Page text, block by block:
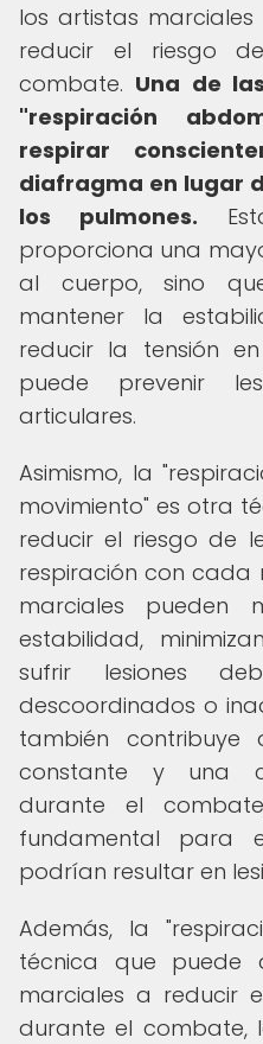
los artistas
reducir el riesgo
combate. Una de
"respiración
respirar
diafragma en lugar
los pulmones.
proporciona una
al cuerpo, sino
mantener la
reducir la tensión
puede prevenir
articulares.
Asimismo, la
movimiento" es otra
reducir el riesgo de
respiración con cada
marciales pueden
estabilidad,
sufrir lesiones
descoordinados o
también
constante y una
durante el
fundamental para
podrían resultar en
Además, la
técnica que puede
marciales a reducir
durante el combate,